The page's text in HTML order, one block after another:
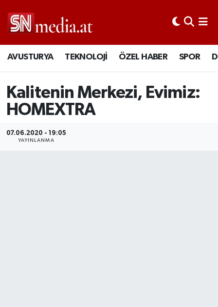
AVUSTURYA TEKNOLOJİ ÖZEL HABER SPOR
Kalitenin Merkezi, Evimiz:
HOMEXTRA
07.06.2020 - 19:05
YAYINLANMA